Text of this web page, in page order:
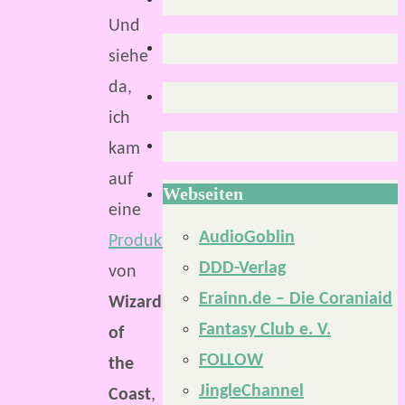
Und
siehe
da,
ich
kam
auf
eine
Produktseite
von
Wizards
of
the
Coast,
Webseiten
AudioGoblin
DDD-Verlag
Erainn.de – Die Coraniaid
Fantasy Club e. V.
FOLLOW
JingleChannel